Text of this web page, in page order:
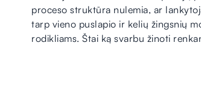
proceso struktūra nulemia, ar
tarp vieno puslapio ir kelių žingsnių
rodikliams. Štai ką svarbu žinoti